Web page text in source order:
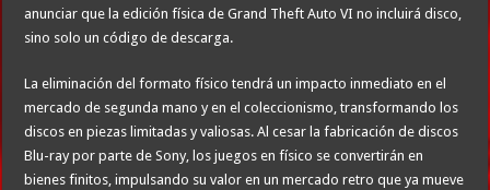
anunciar que la edición física de Grand Theft Auto VI no incluirá disco,
sino solo un código de descarga.
La eliminación del formato físico tendrá un impacto inmediato en el
mercado de segunda mano y en el coleccionismo, transformando los
discos en piezas limitadas y valiosas. Al cesar la fabricación de discos
Blu-ray por parte de Sony, los juegos en físico se convertirán en
bienes finitos, impulsando su valor en un mercado retro que ya mueve